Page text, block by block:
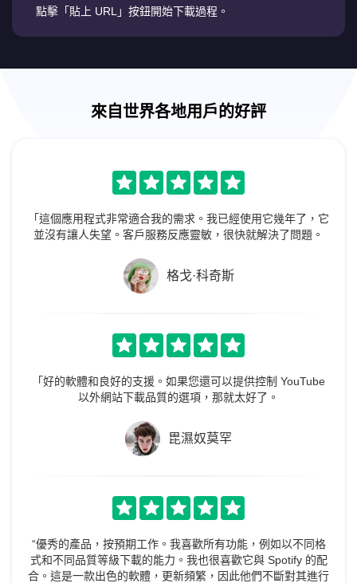
點擊「貼上 URL」按鈕開始下載過程。
來自世界各地用戶的好評
「這個應用程式非常適合我的需求。我已經使用它幾年了，它
並沒有讓人失望。客戶服務反應靈敏，很快就解決了問題。
格戈·科奇斯
「好的軟體和良好的支援。如果您還可以提供控制 YouTube
以外網站下載品質的選項，那就太好了。
毘濕奴莫罕
“優秀的產品，按預期工作。我喜歡所有功能，例如以不同格
式和不同品質等級下載的能力。我也很喜歡它與 Spotify 的配
合。這是一款出色的軟體，更新頻繁，因此他們不斷對其進行